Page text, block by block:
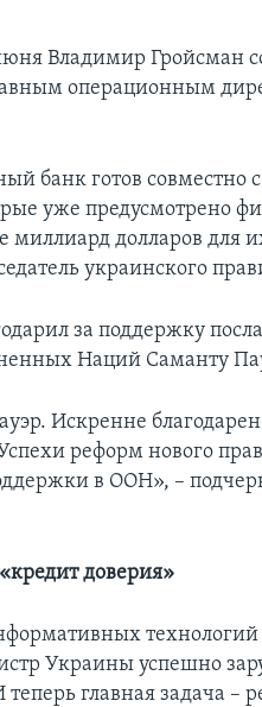
Владимир Гройсман
операционным
банк готов совместно
уже предусмотрено
миллиард долларов для
украинского
за поддержку
Наций Саманту
Искренне
реформ нового
в ООН», –
доверия»
Украины успешно
главная задача –